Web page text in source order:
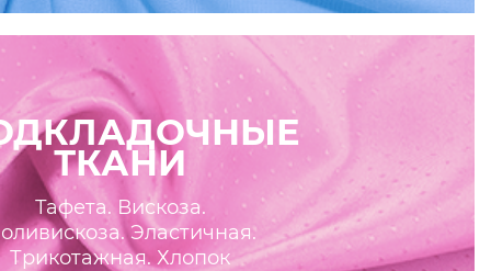
ТКАНИ
Тафета. Вискоза.
Эластичная.
Трикотажная. Хлопок